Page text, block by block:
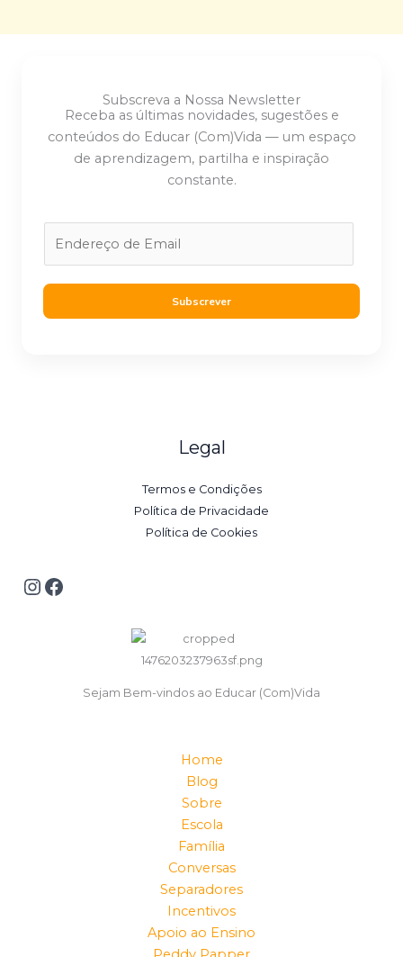
Subscreva a Nossa Newsletter
Receba as últimas novidades, sugestões e
conteúdos do Educar (Com)Vida — um espaço
de aprendizagem, partilha e inspiração
constante.
l
Subscrever
Legal
Termos e Condições
Política de Privacidade
Política de Cookies
Sejam Bem-vindos ao Educar (Com)Vida
Home
Blog
Sobre
Escola
Família
Conversas
Separadores
Incentivos
Apoio ao Ensino